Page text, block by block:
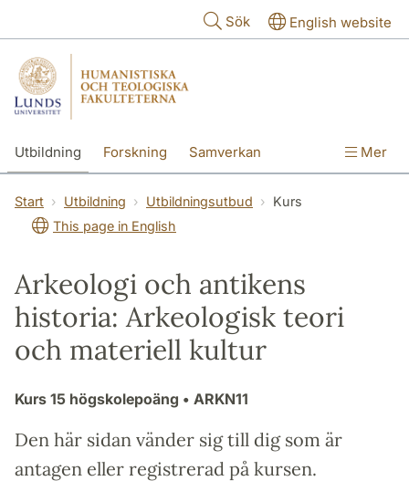
Sök English website
Utbildning Forskning Samverkan Mer
Start Utbildning Utbildningsutbud
Kurs
This page in English
Arkeologi och antikens
historia: Arkeologisk teori
och materiell kultur
Kurs 15 högskolepoäng • ARKN11
Den här sidan vänder sig till dig som är
antagen eller registrerad på kursen.